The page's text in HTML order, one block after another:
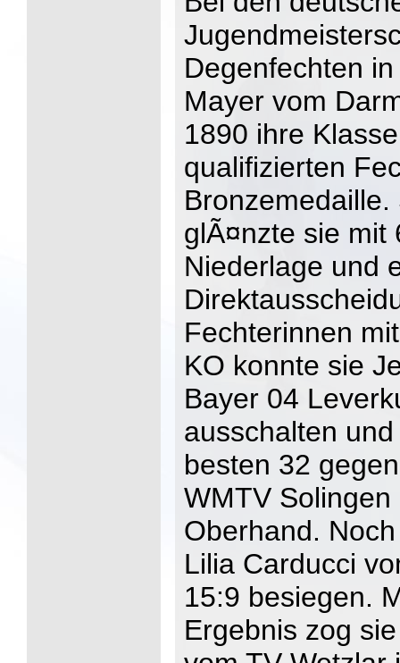
Degenfechten
Mayer vom
1890 ihre
qualifizierten
glÃ¤nzte sie mit
Niederlage und
Fechterinnen
KO konnte sie
Bayer 04
ausschalten
besten 32
WMTV
Oberhand.
Lilia Carducci
15:9 besiegen.
Ergebnis zog